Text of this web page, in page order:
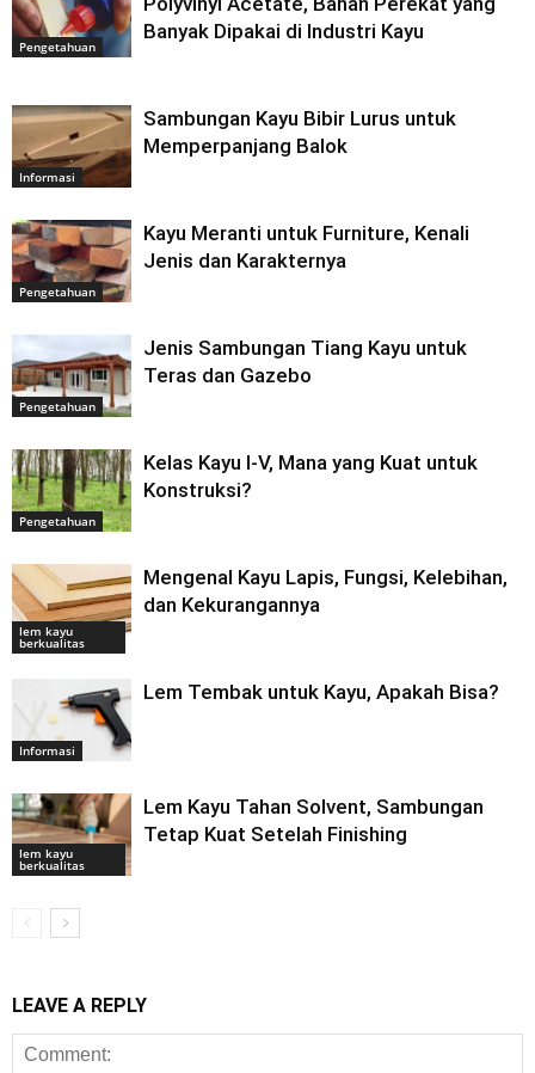
Pengetahuan
Banyak Dipakai di Industri Kayu
Informasi
Sambungan Kayu Bibir Lurus untuk
Memperpanjang Balok
Pengetahuan
Kayu Meranti untuk Furniture, Kenali
Jenis dan Karakternya
Pengetahuan
Jenis Sambungan Tiang Kayu untuk
Teras dan Gazebo
Pengetahuan
Kelas Kayu I-V, Mana yang Kuat untuk
Konstruksi?
lem kayu
berkualitas
Mengenal Kayu Lapis, Fungsi, Kelebihan,
dan Kekurangannya
Informasi
Lem Tembak untuk Kayu, Apakah Bisa?
lem kayu
berkualitas
Lem Kayu Tahan Solvent, Sambungan
Tetap Kuat Setelah Finishing
LEAVE A REPLY